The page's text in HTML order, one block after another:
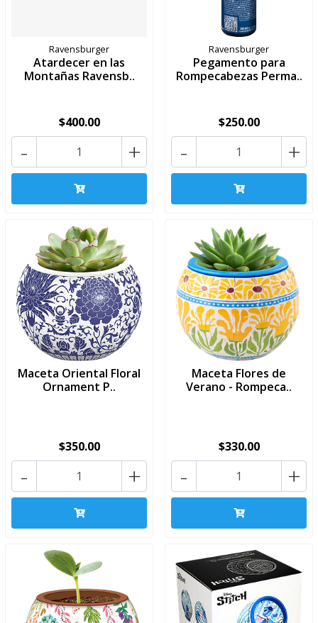
Ravensburger
Atardecer en las
Montañas Ravensb..
$400.00
+
-
Ravensburger
Pegamento para
Rompecabezas Perma..
$250.00
+
-
Maceta Oriental Floral
Ornament P..
$350.00
+
-
Maceta Flores de
Verano - Rompeca..
$330.00
+
-